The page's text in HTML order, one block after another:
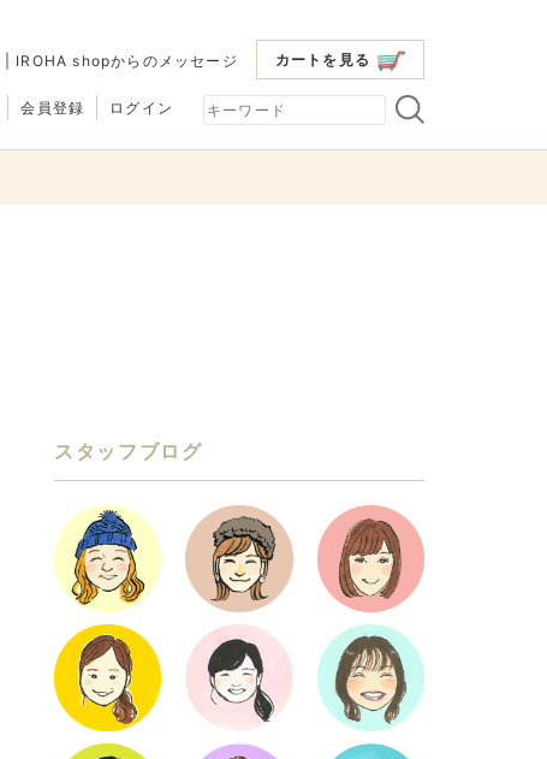
カートを見る
IROHA shopからのメッセージ
会員登録 ログイン
スタッフブログ